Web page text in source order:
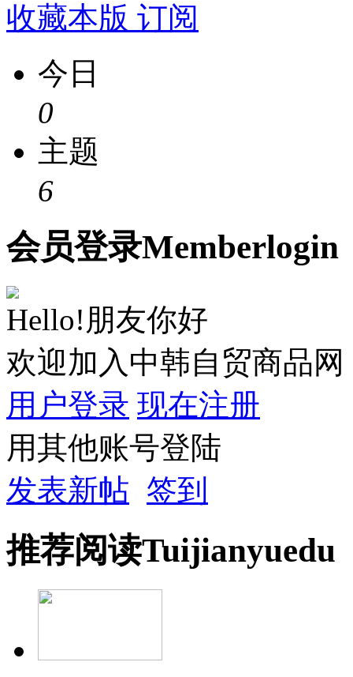
收藏本版 订阅
今日
0
主题
6
会员登录Memberlogin
Hello!朋友你好
欢迎加入中韩自贸商品网
用户登录 现在注册
用其他账号登陆
发表新帖 签到
推荐阅读Tuijianyuedu